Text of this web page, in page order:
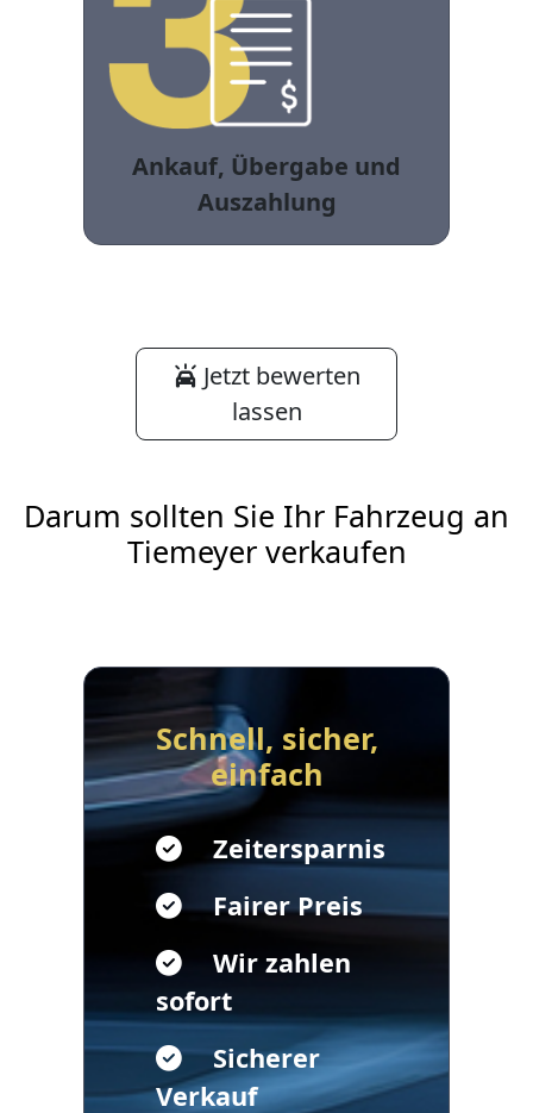
Ankauf, Übergabe und
Auszahlung
Jetzt bewerten
lassen
Darum sollten Sie Ihr Fahrzeug an
Tiemeyer verkaufen
Schnell, sicher,
einfach
Zeitersparnis
Fairer Preis
Wir zahlen
sofort
Sicherer
Verkauf